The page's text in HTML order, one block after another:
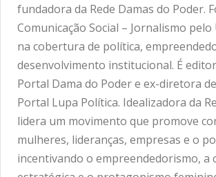
fundadora da Rede Damas do Poder.
Comunicação Social – Jornalismo pelo
na cobertura de política,
desenvolvimento institucional. É
Portal Dama do Poder e ex-diretora
Portal Lupa Política. Idealizadora da
lidera um movimento que promove
mulheres, lideranças, empresas e o
incentivando o empreendedorismo, a